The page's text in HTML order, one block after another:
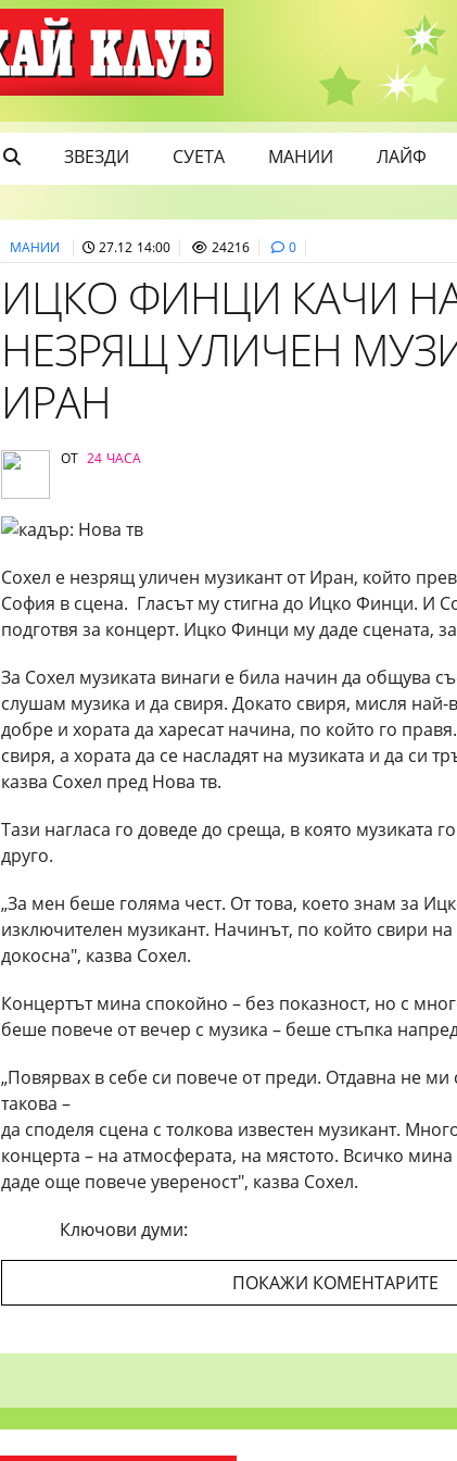
ЗВЕЗДИ СУЕТА МАНИИ ЛАЙФ
МАНИИ 27.12 14:00 24216 0
ИЦКО ФИНЦИ КАЧИ
НЕЗРЯЩ УЛИЧЕН
ИРАН
ОТ 24 ЧАСА
Сохел е незрящ уличен музикант от Иран, който
София в сцена. Гласът му стигна до Ицко Финци. И
подготвя за концерт. Ицко Финци му даде сцената,
За Сохел музиката винаги е била начин да общува
слушам музика и да свиря. Докато свиря, мисля най-
добре и хората да харесат начина, по който го
свиря, а хората да се насладят на музиката и да си
казва Сохел пред Нова тв.
Тази нагласа го доведе до среща, в която музиката
друго.
„За мен беше голяма чест. От това, което знам за
изключителен музикант. Начинът, по който свири
докосна", казва Сохел.
Концертът мина спокойно – без показност, но с
беше повече от вечер с музика – беше стъпка
„Повярвах в себе си повече от преди. Отдавна не
такова –
да споделя сцена с толкова известен музикант.
концерта – на атмосферата, на мястото. Всичко
даде още повече увереност", казва Сохел.
Ключови думи:
ПОКАЖИ КОМЕНТАРИТЕ